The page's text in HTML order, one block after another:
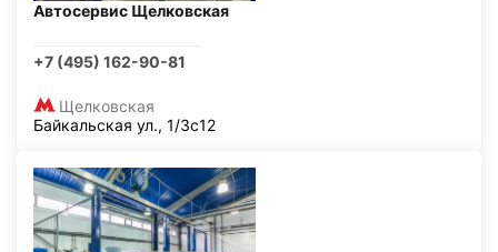
Автосервис Щелковская
+7 (495) 162-90-81
Щелковская
Байкальская ул., 1/3с12